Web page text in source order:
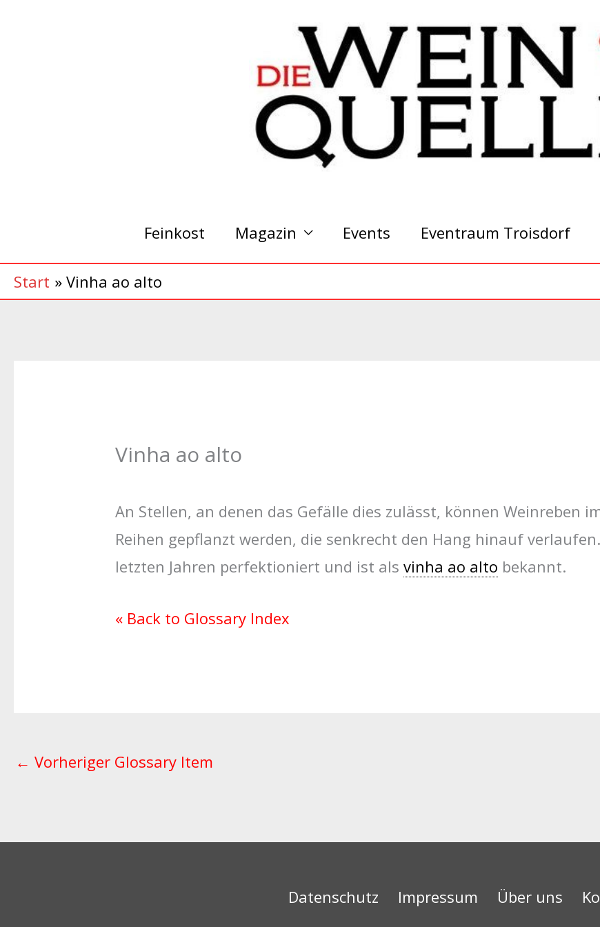
Feinkost Magazin Events Eventraum Troisdorf
Start Vinha ao alto
Vinha ao alto
An Stellen, an denen das Gefälle dies zulässt, können Weinreben
Reihen gepflanzt werden, die senkrecht den Hang hinauf
letzten Jahren perfektioniert und ist als vinha ao alto bekannt.
« Back to Glossary Index
← Vorheriger Glossary Item
Datenschutz Impressum Über uns